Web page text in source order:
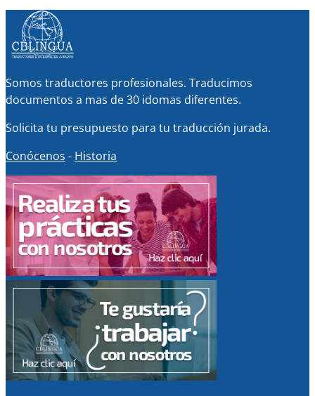
Somos traductores profesionales. Traducimos
documentos a mas de 30 idomas diferentes.
Solicita tu presupuesto para tu traducción jurada.
Conócenos - Historia